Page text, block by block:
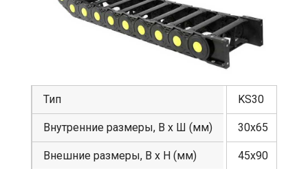
Тип
Внутренние размеры, В х Ш (мм)
Внешние размеры, В х Н (мм)
KS30
30х65
45х90